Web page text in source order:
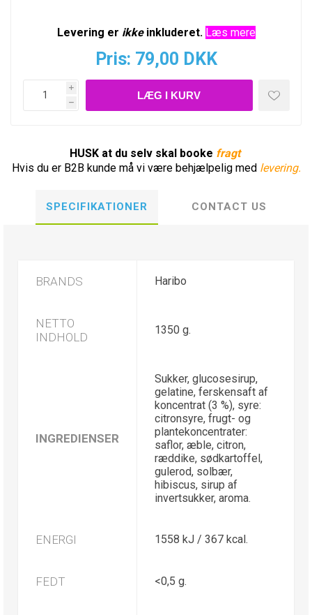
Levering er ikkeinkluderet. Læs mere
Pris: 79,00 DKK
i
h
HUSK at du selv skal booke fragt
Hvis du er B2B kunde må vi være behjælpelig med levering.
SPECIFIKATIONER CONTACT US
BRANDS Haribo
NETTO
INDHOLD
1350 g.
INGREDIENSER
Sukker, glucosesirup,
gelatine, ferskensaft af
koncentrat (3 %), syre:
citronsyre, frugt- og
plantekoncentrater:
saflor, æble, citron,
ræddike, sødkartoffel,
gulerod, solbær,
hibiscus, sirup af
invertsukker, aroma.
ENERGI 1558 kJ / 367 kcal.
FEDT <0,5 g.